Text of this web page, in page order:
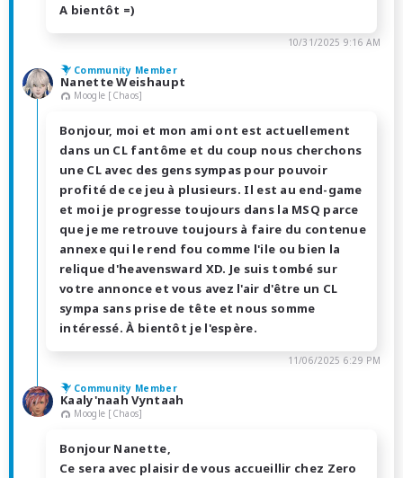
A bientôt =)
10/31/2025 9:16 AM
Community Member
Nanette Weishaupt
Moogle [Chaos]
Bonjour, moi et mon ami ont est actuellement
dans un CL fantôme et du coup nous cherchons
une CL avec des gens sympas pour pouvoir
profité de ce jeu à plusieurs. Il est au end-game
et moi je progresse toujours dans la MSQ parce
que je me retrouve toujours à faire du contenue
annexe qui le rend fou comme l'ile ou bien la
relique d'heavensward XD. Je suis tombé sur
votre annonce et vous avez l'air d'être un CL
sympa sans prise de tête et nous somme
intéressé. À bientôt je l'espère.
11/06/2025 6:29 PM
Community Member
Kaaly'naah Vyntaah
Moogle [Chaos]
Bonjour Nanette,
Ce sera avec plaisir de vous accueillir chez Zero